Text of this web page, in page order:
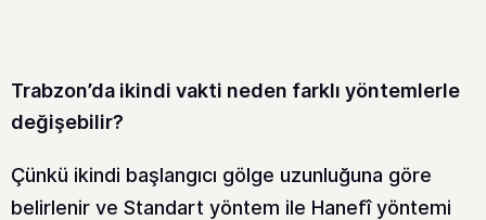
Trabzon’da ikindi vakti neden farklı yöntemlerle
değişebilir?
Çünkü ikindi başlangıcı gölge uzunluğuna göre
belirlenir ve Standart yöntem ile Hanefî yöntemi